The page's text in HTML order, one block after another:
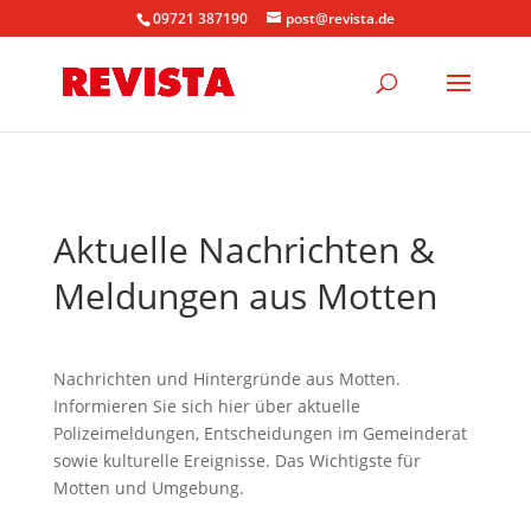
09721 387190 post@revista.de
Aktuelle Nachrichten &
Meldungen aus Motten
Nachrichten und Hintergründe aus Motten.
Informieren Sie sich hier über aktuelle
Polizeimeldungen, Entscheidungen im Gemeinderat
sowie kulturelle Ereignisse. Das Wichtigste für
Motten und Umgebung.